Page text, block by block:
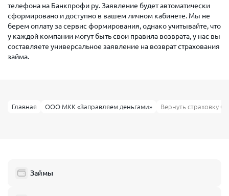
телефона на Банкпрофи ру. Заявление будет автоматически
сформировано и доступно в вашем личном кабинете. Мы не
берем оплату за сервис формирования, однако учитывайте, что
у каждой компании могут быть свои правила возврата, у нас вы
составляете универсальное заявление на возврат страхования
займа.
Главная ООО МКК «Заправляем деньгами» Вернуть страховку
Займы